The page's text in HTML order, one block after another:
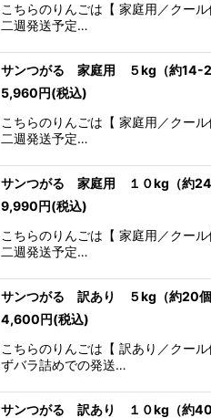
こちらのりんごは【 家庭用／ク
二週発送予定…
サンつがる 家庭用 ５kg（約14-
5,960円(税込)
こちらのりんごは【 家庭用／ク
二週発送予定…
サンつがる 家庭用 １０kg（約
9,990円(税込)
こちらのりんごは【 家庭用／ク
二週発送予定…
サンつがる 訳あり ５kg（約20
4,600円(税込)
こちらのりんごは【 訳あり／クー
ずバラ詰めでの発送…
サンつがる 訳あり １０kg（約